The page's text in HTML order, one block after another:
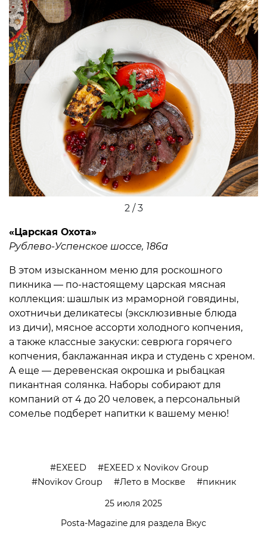
Previous
2 / 3
«Царская Охота»
Рублево-Успенское шоссе, 186а
В этом изысканном меню для роскошного
пикника — по-настоящему царская мясная
коллекция: шашлык из мраморной говядины,
охотничьи деликатесы (эксклюзивные блюда
из дичи), мясное ассорти холодного копчения,
а также классные закуски: севрюга горячего
копчения, баклажанная икра и студень с хреном.
А еще — деревенская окрошка и рыбацкая
пикантная солянка. Наборы собирают для
компаний от 4 до 20 человек, а персональный
сомелье подберет напитки к вашему меню!
EXEED
EXEED x Novikov Group
Novikov Group
Лето в Москве
пикник
25 июля 2025
Posta-Magazine для раздела Вкус